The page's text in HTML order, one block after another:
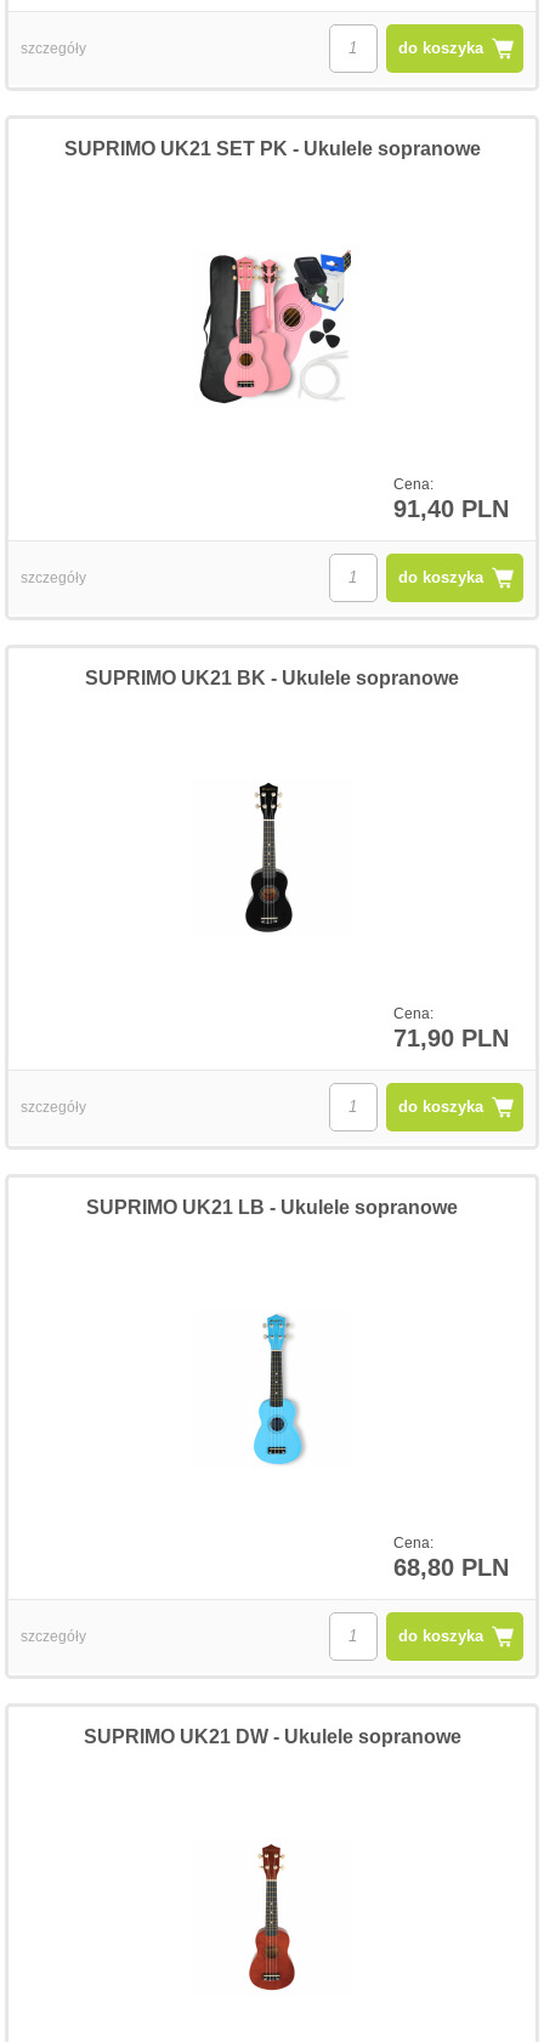
do koszyka
szczegóły
Cena:
91,40 PLN
SUPRIMO UK21 SET PK - Ukulele sopranowe
do koszyka
szczegóły
Cena:
71,90 PLN
SUPRIMO UK21 BK - Ukulele sopranowe
do koszyka
szczegóły
Cena:
68,80 PLN
SUPRIMO UK21 LB - Ukulele sopranowe
do koszyka
szczegóły
SUPRIMO UK21 DW - Ukulele sopranowe